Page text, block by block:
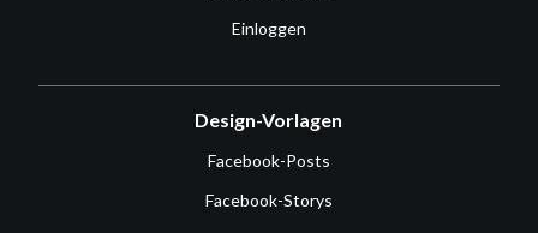
Einloggen
Design-Vorlagen
Facebook-Posts
Facebook-Storys